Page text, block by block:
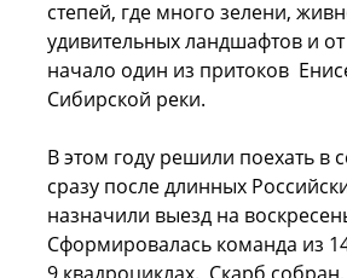
степей, где много зелени,
удивительных ландшафтов и от
начало один из притоков
Сибирской реки.
В этом году решили поехать в
сразу после длинных
назначили выезд на
Сформировалась команда из